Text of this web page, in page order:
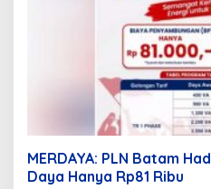
MERDAYA: PLN Batam
Daya Hanya Rp81 Ribu